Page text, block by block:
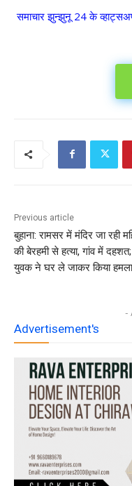
समाचार झुन्झुनू 24 के
Previous article
बुहाना: रामसर में मंदिर जा रही
की बेरहमी से हत्या, गांव में दहशत;
युवक ने घर ले जाकर किया हमला
-
Advertisement's